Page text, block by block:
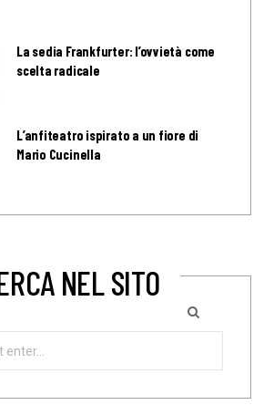
La sedia Frankfurter: l’ovvietà come
scelta radicale
L’anfiteatro ispirato a un fiore di
Mario Cucinella
NEL SITO